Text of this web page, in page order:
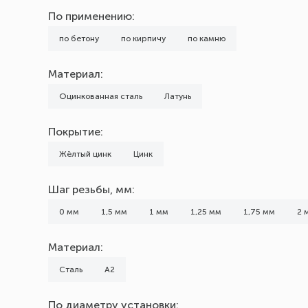
Марка (Бренд)
noname
с ушком
Крюк Г-образный
Полукольцо
Шестигранная
с гайкой
0
1,25
По применению:
по бетону по кирпичу по камню
Материал:
Оцинкованная сталь Латунь
Покрытие:
Жёлтый цинк Цинк
Шаг резьбы, мм:
0 мм 1,5 мм 1 мм 1,25 мм 1,75 мм 2
Материал:
Сталь А2
По диаметру установки: